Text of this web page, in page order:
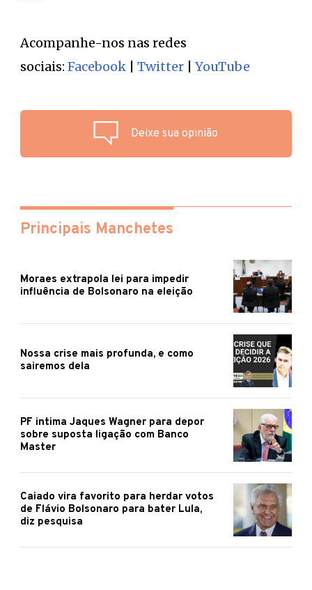
Acompanhe-nos nas redes
sociais: Facebook Twitter YouTube
Deixe sua opinião
Principais Manchetes
Moraes extrapola lei para impedir
influência de Bolsonaro na eleição
Nossa crise mais profunda, e como
sairemos dela
PF intima Jaques Wagner para depor
sobre suposta ligação com Banco
Master
Caiado vira favorito para herdar votos
de Flávio Bolsonaro para bater Lula,
diz pesquisa